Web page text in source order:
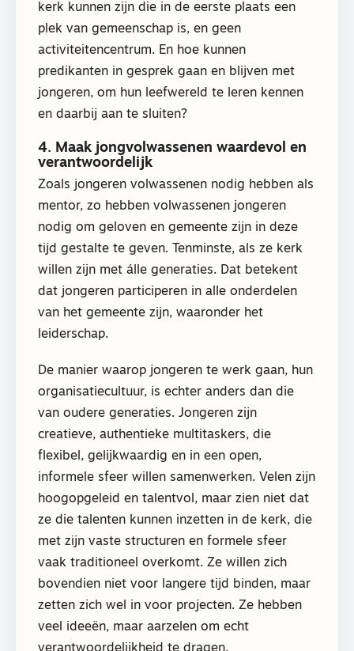
kerk kunnen zijn die in de eerste plaats een
plek van gemeenschap is, en geen
activiteitencentrum. En hoe kunnen
predikanten in gesprek gaan en blijven met
jongeren, om hun leefwereld te leren kennen
en daarbij aan te sluiten?
4. Maak jongvolwassenen waardevol en
verantwoordelijk
Zoals jongeren volwassenen nodig hebben als
mentor, zo hebben volwassenen jongeren
nodig om geloven en gemeente zijn in deze
tijd gestalte te geven. Tenminste, als ze kerk
willen zijn met álle generaties. Dat betekent
dat jongeren participeren in alle onderdelen
van het gemeente zijn, waaronder het
leiderschap.
De manier waarop jongeren te werk gaan, hun
organisatiecultuur, is echter anders dan die
van oudere generaties. Jongeren zijn
creatieve, authentieke multitaskers, die
flexibel, gelijkwaardig en in een open,
informele sfeer willen samenwerken. Velen zijn
hoogopgeleid en talentvol, maar zien niet dat
ze die talenten kunnen inzetten in de kerk, die
met zijn vaste structuren en formele sfeer
vaak traditioneel overkomt. Ze willen zich
bovendien niet voor langere tijd binden, maar
zetten zich wel in voor projecten. Ze hebben
veel ideeën, maar aarzelen om echt